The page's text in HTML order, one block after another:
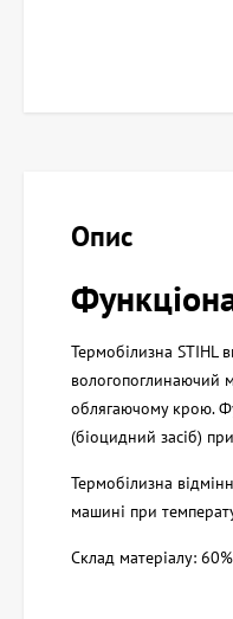
Опис
Термобілизна STIHL
вологопоглинаючий
облягаючому крою.
(біоцидний засіб)
Термобілизна
машині при
Склад матеріалу: